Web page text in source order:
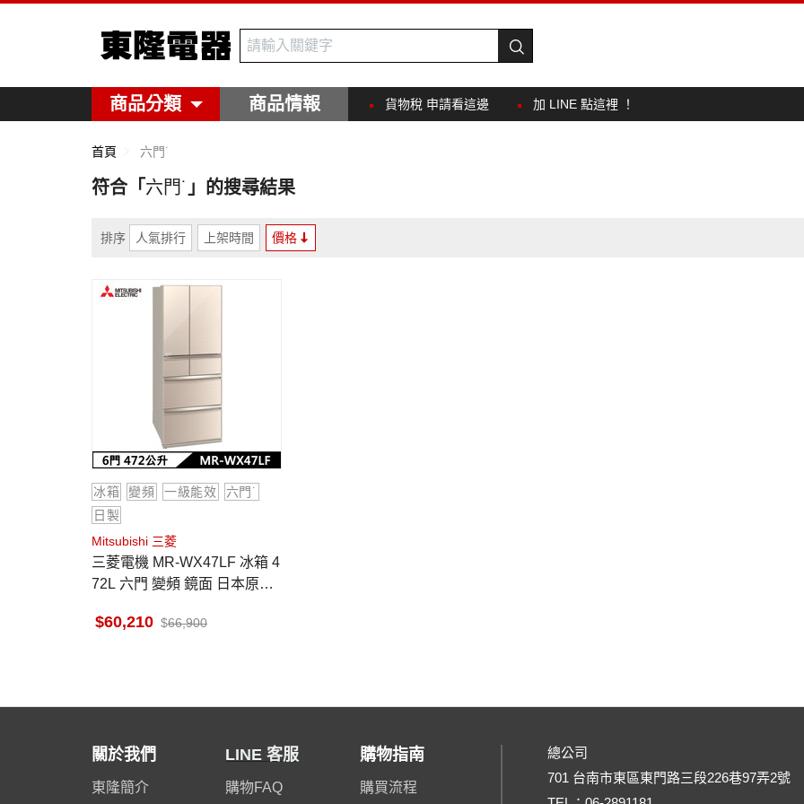
東隆電器
商品分類 商品情報 貨物稅 申請看這邊 加 LINE 點這裡 ！
首頁 六門˙
符合「 六門˙ 」的搜尋結果
排序 人氣排行 上架時間 價格
冰箱 變頻 一級能效
六門˙
日製
Mitsubishi 三菱
三菱電機 MR-WX47LF 冰箱 4
72L 六門 變頻 鏡面 日本原裝
60,210 66,900
關於我們
東隆簡介
LINE 客服
購物FAQ
購物指南
購買流程
總公司
701 台南市東區東門路三段226巷97弄2號